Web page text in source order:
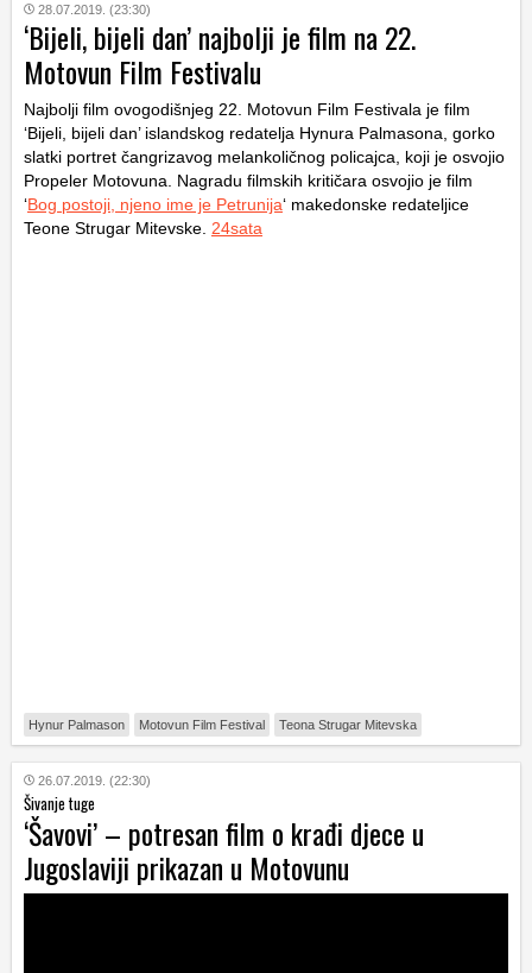
28.07.2019. (23:30)
‘Bijeli, bijeli dan’ najbolji je film na 22.
Motovun Film Festivalu
Najbolji film ovogodišnjeg 22. Motovun Film Festivala je film
‘Bijeli, bijeli dan’ islandskog redatelja Hynura Palmasona, gorko
slatki portret čangrizavog melankoličnog policajca, koji je osvojio
Propeler Motovuna. Nagradu filmskih kritičara osvojio je film
‘Bog postoji, njeno ime je Petrunija‘ makedonske redateljice
Teone Strugar Mitevske. 24sata
Hynur Palmason Motovun Film Festival Teona Strugar Mitevska
26.07.2019. (22:30)
Šivanje tuge
‘Šavovi’ – potresan film o krađi djece u
Jugoslaviji prikazan u Motovunu